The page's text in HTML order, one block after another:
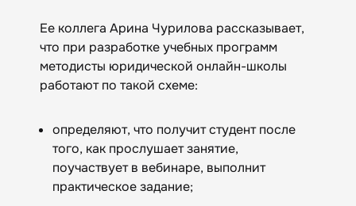
Ее коллега Арина Чурилова рассказывает,
что при разработке учебных программ
методисты юридической онлайн-школы
работают по такой схеме:
определяют, что получит студент после
того, как прослушает занятие,
поучаствует в вебинаре, выполнит
практическое задание;